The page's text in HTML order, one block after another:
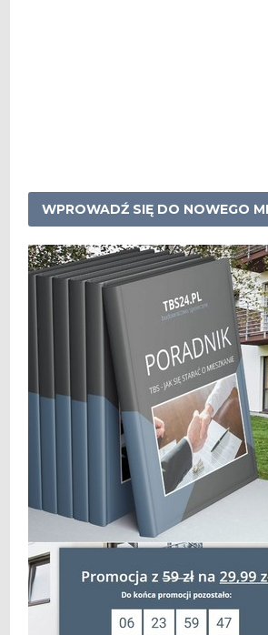
WPROWADŹ SIĘ DO NOWEGO